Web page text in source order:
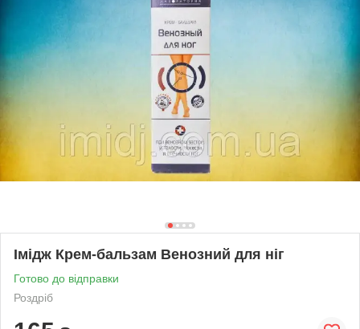
Імідж Крем-бальзам Венозний для ніг
Готово до відправки
Роздріб